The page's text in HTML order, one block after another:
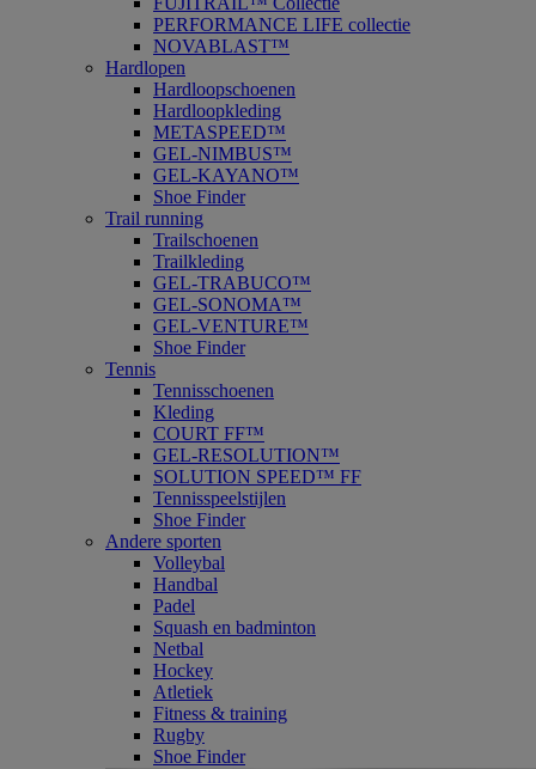
PERFORMANCE LIFE collectie
NOVABLAST™
Hardlopen
Hardloopschoenen
Hardloopkleding
METASPEED™
GEL-NIMBUS™
GEL-KAYANO™
Shoe Finder
Trail running
Trailschoenen
Trailkleding
GEL-TRABUCO™
GEL-SONOMA™
GEL-VENTURE™
Shoe Finder
Tennis
Tennisschoenen
Kleding
COURT FF™
GEL-RESOLUTION™
SOLUTION SPEED™ FF
Tennisspeelstijlen
Shoe Finder
Andere sporten
Volleybal
Handbal
Padel
Squash en badminton
Netbal
Hockey
Atletiek
Fitness & training
Rugby
Shoe Finder